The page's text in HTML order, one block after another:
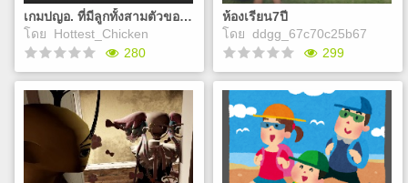
opened it—inside were five
tiny little creatures that were
actually…
Play
ที่จริงคือ…
เกมปญอ. ที่มีลูกทั้งสามตัวของผมเป็นพระเอก
โดย
Hottest_Chicken
280
เกมปญอ. ที่มีลูกทั้งสามตัวของ
ผมเป็นพระเอก
ยังไม่ทำ แค่ดองไว้ก่อน อีก
หลายปีอยู่กว่าจะทำ มั้ง?
ห้องเรียน7ปี
โดย ddgg_67c70c25b67
299
ห้องเรียน7ปี
ไม่มีไรมากแค่สร้างไว้เก็บ
ความทรงจำ7ปีของเพื่อนๆ
เดิมๆเก็บไว้เล่นคิดถึง